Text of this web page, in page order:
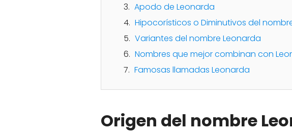
Apodo de Leonarda
Hipocorísticos o Diminutivos del
Variantes del nombre Leonarda
Nombres que mejor combinan con
Famosas llamadas Leonarda
Origen del nombre